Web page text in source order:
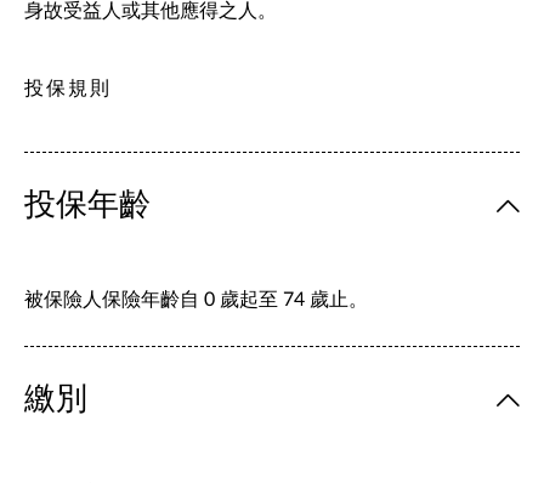
身故受益人或其他應得之人。
投保規則
投保年齡
被保險人保險年齡自 0 歲起至 74 歲止。
繳別